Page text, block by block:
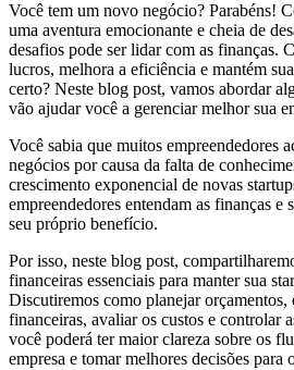
Você tem um novo negócio? Parabéns!
uma aventura emocionante e cheia de
desafios pode ser lidar com as finanças.
lucros, melhora a eficiência e mantém
certo? Neste blog post, vamos abordar
vão ajudar você a gerenciar melhor sua
Você sabia que muitos empreendedores
negócios por causa da falta de
crescimento exponencial de novas
empreendedores entendam as finanças e
seu próprio benefício.
Por isso, neste blog post,
financeiras essenciais para manter sua
Discutiremos como planejar orçamentos,
financeiras, avaliar os custos e controlar
você poderá ter maior clareza sobre os
empresa e tomar melhores decisões para